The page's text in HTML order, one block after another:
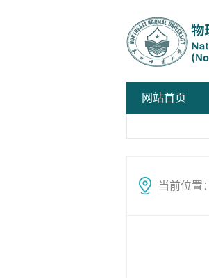
网站首页
当前位置：